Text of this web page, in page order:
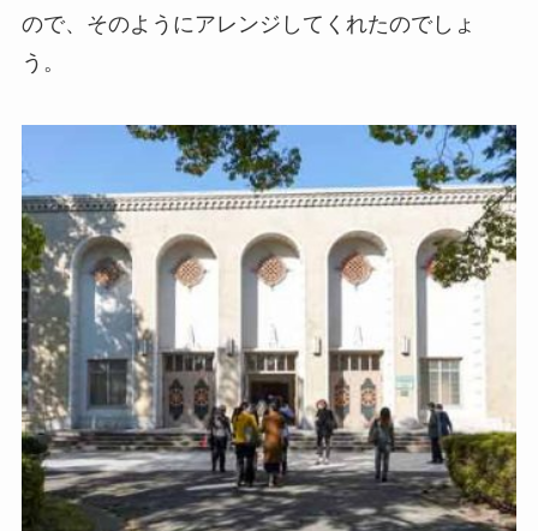
ので、そのようにアレンジしてくれたのでしょ
う。